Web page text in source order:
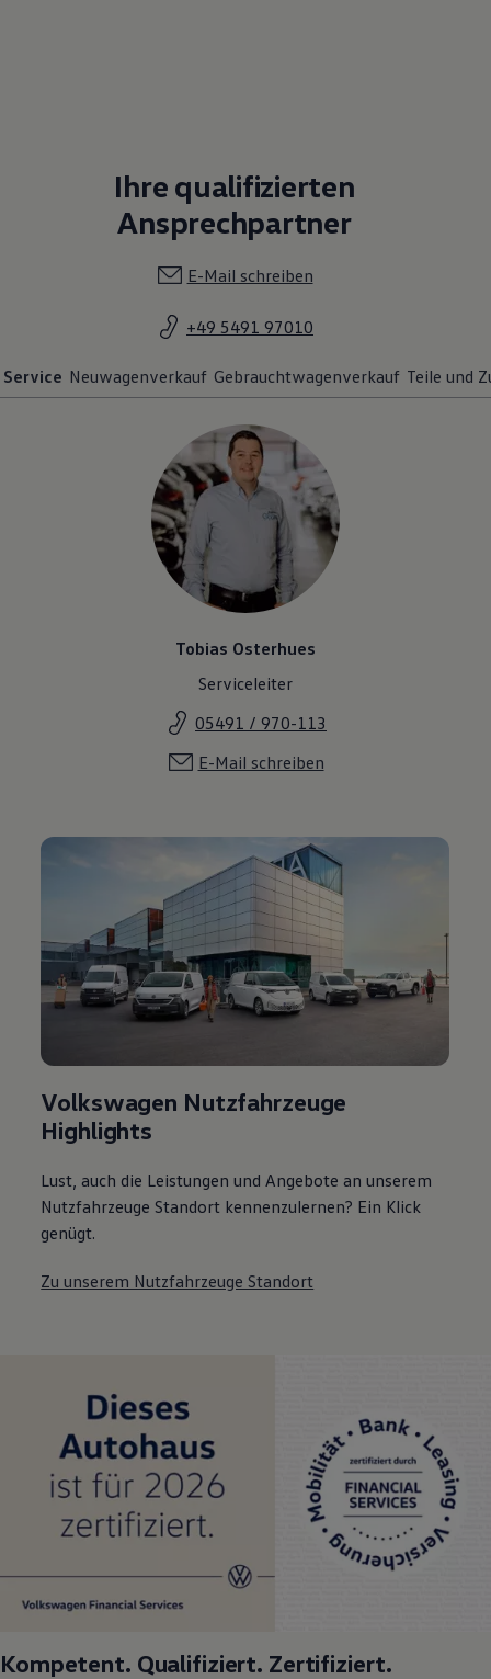
Ihre qualifizierten
Ansprechpartner
E-Mail schreiben
+49 5491 97010
Service Neuwagenverkauf Gebrauchtwagenverkauf Teile und
Tobias Osterhues
Serviceleiter
05491 / 970-113
E-Mail schreiben
Volkswagen Nutzfahrzeuge
Highlights
Lust, auch die Leistungen und Angebote an unserem
Nutzfahrzeuge Standort kennenzulernen? Ein Klick
genügt.
Zu unserem Nutzfahrzeuge Standort
Kompetent. Qualifiziert. Zertifiziert.